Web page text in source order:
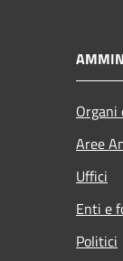
Organi
Aree
Uffici
Enti e
Politici